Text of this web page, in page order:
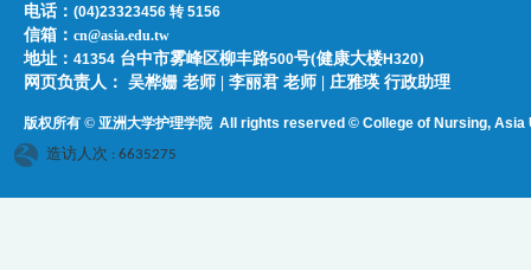
电话：(04)23323456 转 5156
信箱：cn@asia.edu.tw
地址：41354 台中市雾峰区柳丰路500号(健康大楼H320)
网页负责人：​​​ ​吴桦姗 老师 | 李丽君 老师 | 庄雅瑛 行政助理
版权所有 © 亚洲大学护理学院All rights reserved © College of Nursing, Asia
造访人次 : 6635275